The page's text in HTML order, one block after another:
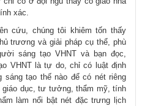
xác.
cứu, chúng tôi khiêm tốn thấy
trương và giải pháp cụ thể, phù
sáng tạo VHNT và bạn đọc,
VHNT là tự do, chỉ có luật định
tạo thế nào để có nét riêng
giáo dục, tư tưởng, thẩm mỹ, tính
làm nổi bật nét đặc trưng lịch